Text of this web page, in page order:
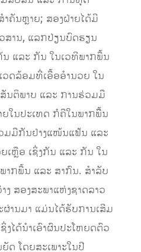
ຄັນຫຼາຍ; ສອງຝ່າຍໄດ້ມີ
ສານ, ແລກປ່ຽນບົດຮຽນ
ແລະ ກັນ ໃນເວທີພາກພື້ນ
ວດລ້ອມທີ່ເອື້ອອໍານວຍ ໃນ
ນຕິພາບ ແລະ ການຮ່ວມມື
ໃນປະເທດ ກໍຄືໃນພາກພືື້ນ
ມມືກັນຢ່າງແໜ້ນແຟ້ນ ແລະ
ຫຼືອ ເຊິ່ງກັນ ແລະ ກັນ ໃນ
າກພື້ນ ແລະ ສາກົນ. ສຳລັບ
ສອງສະພາແຫ່ງຊາດລາວ
ານມາ ແມ່ນໄດ້ຮັບການເສີມ
ງໄດ້ນໍາເອົາຜົນປະໂຫຍດຕົວ
ດ ໂດຍສະເພາະໃນປີ